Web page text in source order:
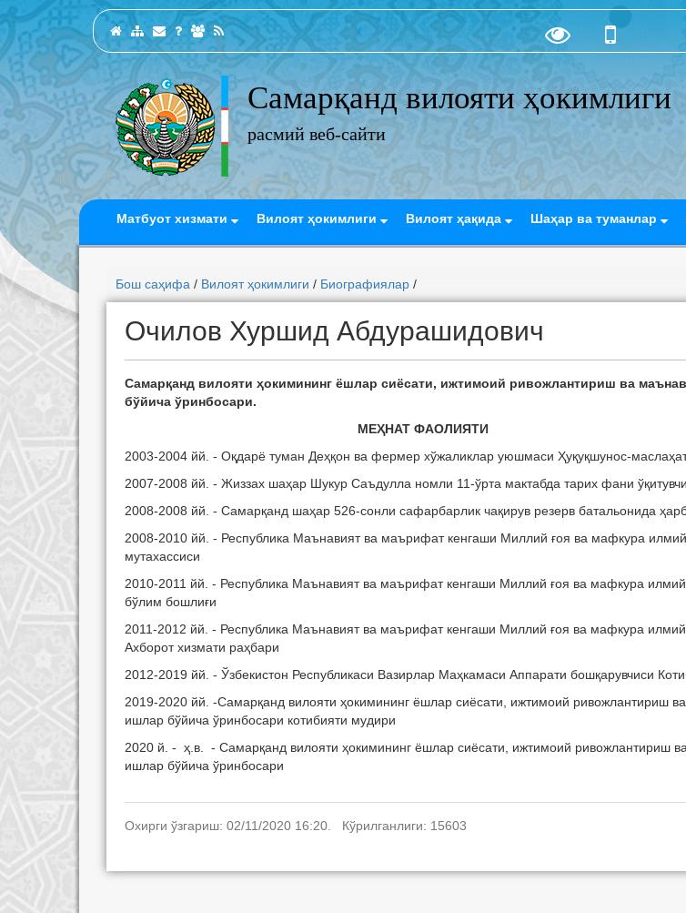
Самарқанд вилояти ҳокимлиги
расмий веб-сайти
Матбуот хизмати Вилоят ҳокимлиги Вилоят ҳақида Шаҳар ва туманлар
Бош саҳифа / Вилоят ҳокимлиги / Биографиялар /
Очилов Хуршид Абдурашидович
Самарқанд вилояти ҳокимининг ёшлар сиёсати, ижтимоий ривожлантириш ва
бўйича ўринбосари.
МЕҲНАТ ФАОЛИЯТИ
2003-2004 йй. - Оқдарё туман Деҳқон ва фермер хўжаликлар уюшмаси Ҳуқуқшунос-
2007-2008 йй. - Жиззах шаҳар Шукур Саъдулла номли 11-ўрта мактабда тарих фани
2008-2008 йй. - Самарқанд шаҳар 526-сонли сафарбарлик чақирув резерв батальонида
2008-2010 йй. - Республика Маънавият ва маърифат кенгаши Миллий ғоя ва мафкура
мутахассиси
2010-2011 йй. - Республика Маънавият ва маърифат кенгаши Миллий ғоя ва мафкура
бўлим бошлиғи
2011-2012 йй. - Республика Маънавият ва маърифат кенгаши Миллий ғоя ва мафкура
Ахборот хизмати раҳбари
2012-2019 йй. - Ўзбекистон Республикаси Вазирлар Маҳкамаси Аппарати бошқарувчиси
2019-2020 йй. -Самарқанд вилояти ҳокимининг ёшлар сиёсати, ижтимоий ривожлантириш
ишлар бўйича ўринбосари котибияти мудири
2020 й. - ҳ.в. - Самарқанд вилояти ҳокимининг ёшлар сиёсати, ижтимоий ривожлантириш
ишлар бўйича ўринбосари
Охирги ўзгариш: 02/11/2020 16:20. Кўрилганлиги: 15603